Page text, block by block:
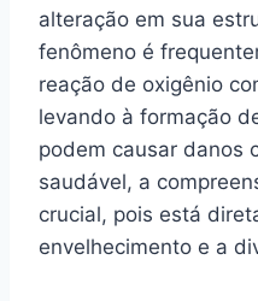
alteração em sua
fenômeno é
reação de oxigênio
levando à formação
podem causar danos
saudável, a
crucial, pois está
envelhecimento e a